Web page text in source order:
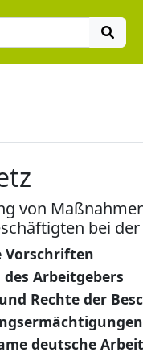
von
bei
Vorschriften
Arbeitgebers
Rechte der
deutsche